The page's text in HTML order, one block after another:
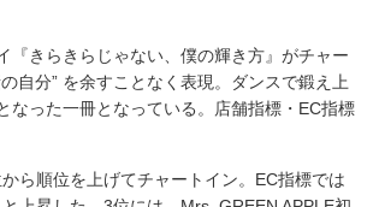
きらきらじゃない、僕の輝き方』がチャー
自分” を余すことなく表現。ダンスで鍛え上
なった一冊となっている。店舗指標・EC指標
ら順位を上げてチャートイン。EC指標では